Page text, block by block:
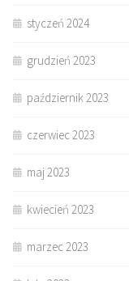
styczeń 2024
grudzień 2023
październik 2023
czerwiec 2023
maj 2023
kwiecień 2023
marzec 2023